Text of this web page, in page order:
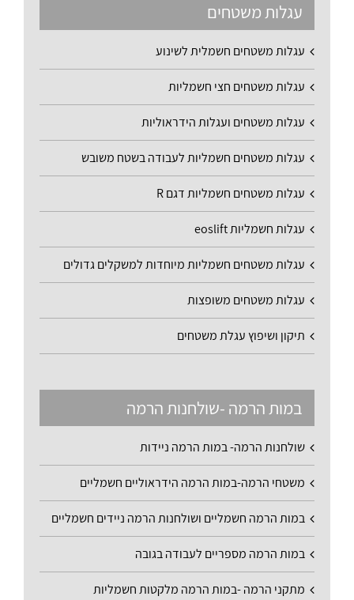
עגלות משטחים
עגלות משטחים חשמלית לשינוע
עגלות משטחים חצי חשמליות
עגלות משטחים ועגלות הידראוליות
עגלות משטחים חשמליות לעבודה בשטח משובש
עגלות משטחים חשמליות דגם R
עגלות חשמליות eoslift
עגלות משטחים חשמליות מיוחדות למשקלים גדולים
עגלות משטחים משופצות
תיקון ושיפוץ עגלת משטחים
במות הרמה -שולחנות הרמה
שולחנות הרמה- במות הרמה ניידות
משטחי הרמה-במות הרמה הידראוליים חשמליים
במות הרמה חשמליים ושולחנות הרמה ניידים חשמליים
במות הרמה מספריים לעבודה בגובה
מתקני הרמה -במות הרמה מלקטות חשמליות